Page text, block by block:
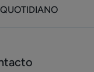
QUOTIDIANO